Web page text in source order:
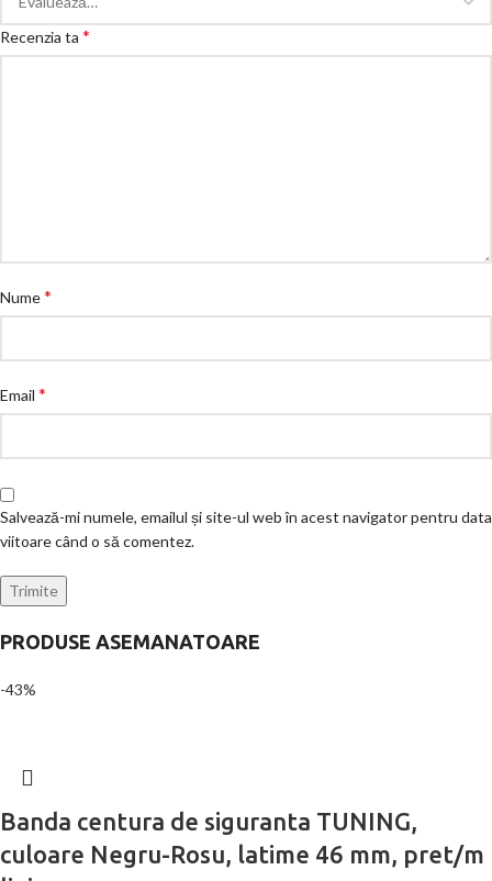
Recenzia ta *
Nume*
Email *
Salvează-mi numele, emailul și site-ul web în acest navigator pentru data
viitoare când o să comentez.
PRODUSE ASEMANATOARE
-43%
Banda centura de siguranta TUNING,
culoare Negru-Rosu, latime 46 mm, pret/m